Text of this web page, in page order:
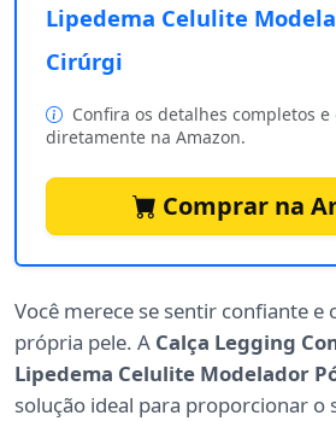
Lipedema Celulite
Cirúrgi
Confira os detalhes completos
diretamente na Amazon.
Comprar na
Você merece se sentir confiante e
própria pele. A Calça Legging
Lipedema Celulite Modelador
solução ideal para proporcionar o